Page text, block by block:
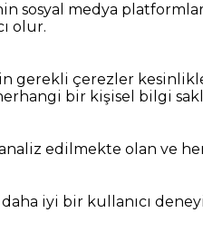
sosyal medya
olur.
gerekli çerezler
bir kişisel bilgi
edilmekte olan ve
iyi bir kullanıcı